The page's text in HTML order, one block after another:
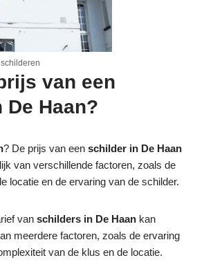
van een
Haan?
? De prijs van een schilder in De Haan
van verschillende factoren, zoals de
locatie en de ervaring van de schilder.
van schilders in De Haan kan
meerdere factoren, zoals de ervaring
van de klus en de locatie.